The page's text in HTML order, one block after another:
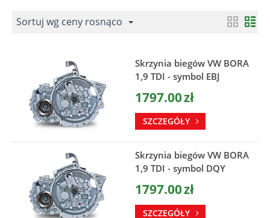
Sortuj wg ceny rosnąco
Skrzynia biegów VW BORA
1,9 TDI - symbol EBJ
1797.00zł
SZCZEGÓŁY
Skrzynia biegów VW BORA
1,9 TDI - symbol DQY
1797.00zł
SZCZEGÓŁY